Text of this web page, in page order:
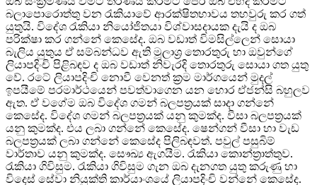
බලාපොරොත්තු වන රැකියාවේ ආරක්ෂිතභාවය තහවුරු කර ගත්
යුතුයි. විදේශ රැකියා නියෝජිතයා විශ්වාසදායක දැයි ද ඔබ
පරික්ෂා කර ගන්නේ කෙසේද. ඔබ වඩාත් විමසිල්ලෙන් සොයා
බැලිය යුතුය ඒ සම්බන්ධව ඇති මූලාශ්‍ර තොරතුරු හා ඔවුන්ගේ
ලියාපදිංචි පිළිබඳව ද ඔබ වඩාත් නිවැරදි තොරතුරු සොයා ගත යුතු
වේ. රටේ ලියාපදිංචි නොවී වෙනත් ක්‍රම මාර්ගයෙන් මුදල්
ඉපයීමේ පරමාර්ථයෙන් පවත්වාගෙන යන හොර ඒජන්සි බහුලව
ඇත. ඒ වගේම ඔබ විදේශ ගමන් බලපත්‍රයක් සාදා ගන්නේ
කෙසේද. විදේශ ගමන් බලපත්‍රයක් යනු කුමක්ද. වීසා බලපත්‍රයක්
යනු කුමක්ද. එය ලබා ගන්නේ කෙසේද. ෂෙන්ගන් වීසා හා වැඩ
බලපත්‍රයක් ලබා ගන්නේ කෙසේද පිලිබඳවත්. පවුල් පසුබිම්
වාර්තාව යනු කුමක්ද. සෞඛ්‍ය ඇගයීම. රැකියා කොන්ත්‍රාත්තුව.
රැකියා ගිවිසුම. රැකියා ගිවිසුම ගැන ඔබ දැනගත යුතු කරුණු හා
විදෙස් සේවා නියුක්ති කාර්යාංශයේ ලියාපදිංචි වන්නේ කෙසේද.